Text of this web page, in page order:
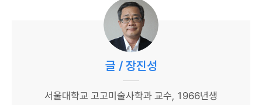
글 / 장진성
서울대학교 고고미술사학과 교수, 1966년생